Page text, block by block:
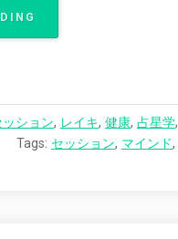
【
分
、
ッション, レイキ, 健康, 占星学,
Tags: セッション, マインド,